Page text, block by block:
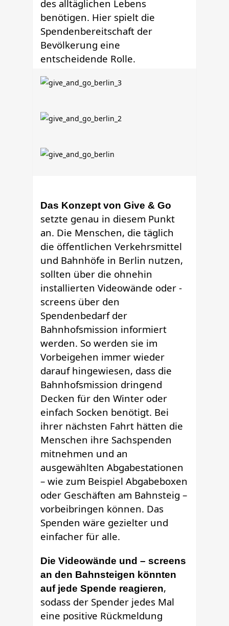
des alltäglichen Lebens
benötigen. Hier spielt die
Spendenbereitschaft der
Bevölkerung eine
entscheidende Rolle.
Das Konzept von Give & Go
setzte genau in diesem Punkt
an. Die Menschen, die täglich
die öffentlichen Verkehrsmittel
und Bahnhöfe in Berlin nutzen,
sollten über die ohnehin
installierten Videowände oder -
screens über den
Spendenbedarf der
Bahnhofsmission informiert
werden. So werden sie im
Vorbeigehen immer wieder
darauf hingewiesen, dass die
Bahnhofsmission dringend
Decken für den Winter oder
einfach Socken benötigt. Bei
ihrer nächsten Fahrt hätten die
Menschen ihre Sachspenden
mitnehmen und an
ausgewählten Abgabestationen
– wie zum Beispiel Abgabeboxen
oder Geschäften am Bahnsteig –
vorbeibringen können. Das
Spenden wäre gezielter und
einfacher für alle.
Die Videowände und – screens
an den Bahnsteigen könnten
auf jede Spende reagieren,
sodass der Spender jedes Mal
eine positive Rückmeldung